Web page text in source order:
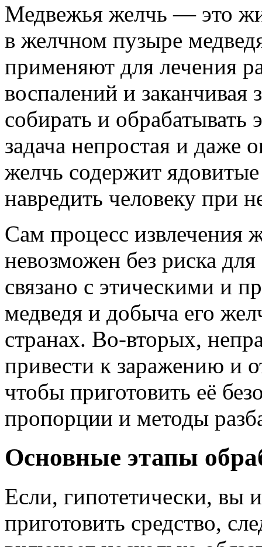
Медвежья желчь — это
в желчном пузыре
применяют для лечения
воспалений и
собирать и
задача непростая и даже
желчь содержит
навредить человеку при
Сам процесс извлечения
невозможен без риска
связано с этическими и
медведя и добыча его
странах. Во-вторых,
привести к заражению и
чтобы приготовить её
пропорции и методы
Основные этапы
Если, гипотетически, вы
приготовить средство,